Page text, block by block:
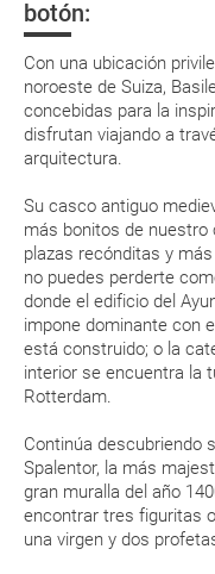
botón:
Con una ubicación
noroeste de Suiza,
concebidas para la
disfrutan viajando a
arquitectura.
Su casco antiguo
más bonitos de
plazas recónditas y
no puedes perderte
donde el edificio del
impone dominante con
está construido; o la
interior se encuentra la
Rotterdam.
Continúa descubriendo
Spalentor, la más
gran muralla del año
encontrar tres figuritas
una virgen y dos
abrigo, ya que
disfrutando de tu
ENE
-3 °C -3
suplemento extra en el
En caso de tener que
vacacional (Caribe,
de tu reserva alrededor de
imprimir y llevar contigo en
Esta documentación te
aérea a la hora de realizar el
MODIFICACIÓN ó
modificar una
generar una
¿Qué caducidad
a...?
¿Con cuánta
aeropuerto?
RESERVAR ¿Cómo